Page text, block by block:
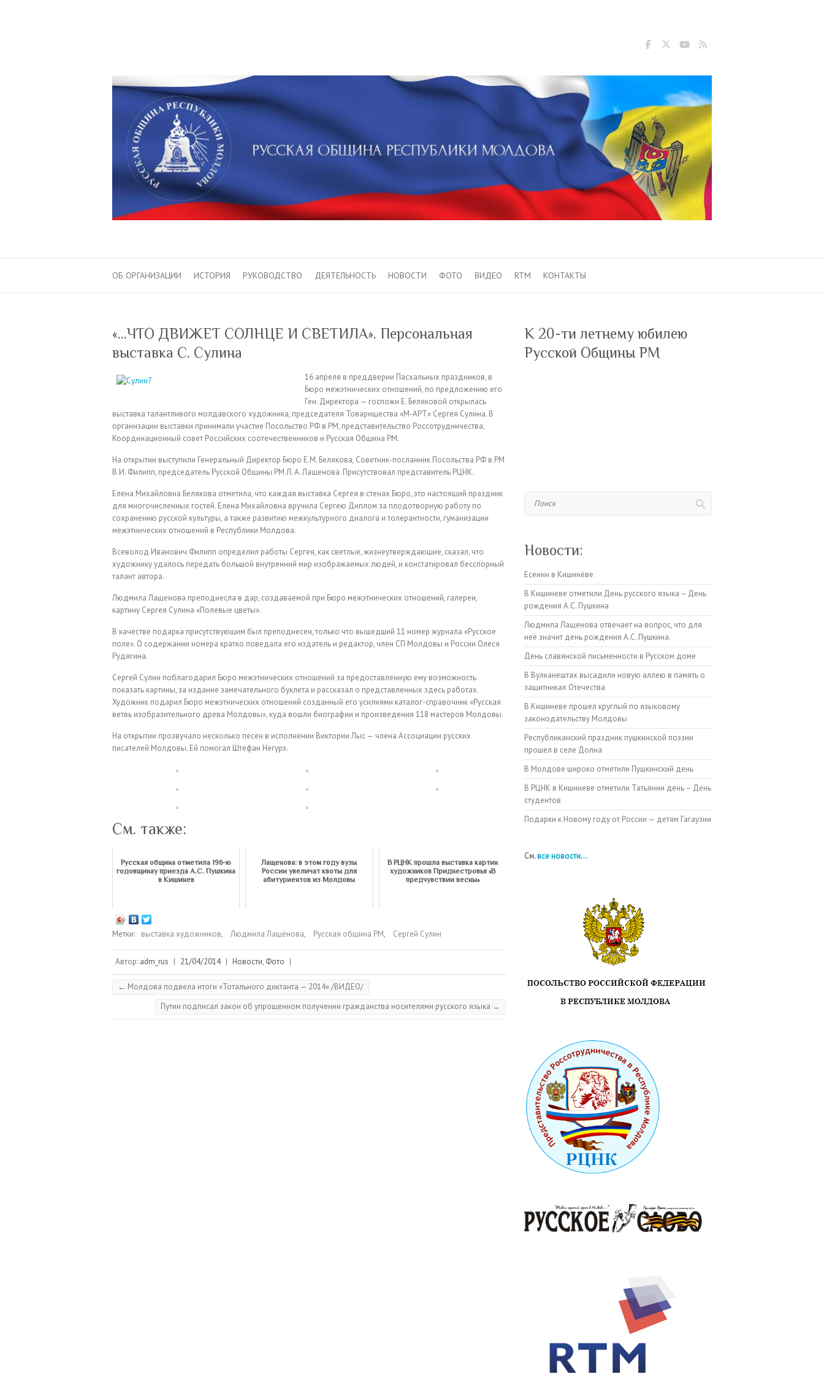
ОБ ОРГАНИЗАЦИИ ИСТОРИЯ РУКОВОДСТВО ДЕЯТЕЛЬНОСТЬ НОВОСТИ ФОТО ВИДЕО RTM КОНТАКТЫ
«…ЧТО ДВИЖЕТ СОЛНЦЕ И СВЕТИЛА». Персональная
выставка С. Сулина
16 апреля в преддверии Пасхальных праздников, в
Бюро межэтнических отношений, по предложению его
Ген. Директора — госпожи Е. Беляковой открылась
выставка талантливого молдавского художника, председателя Товарищества «М-АРТ» Сергея Сулина. В
организации выставки принимали участие Посольство РФ в РМ, представительство Россотрудничества,
Координационный совет Российских соотечественников и Русская Община РМ.
На открытии выступили Генеральный Директор Бюро Е.М. Белякова, Советник-посланник Посольства РФ в РМ
В.И. Филипп, председатель Русской Общины РМ Л. А. Лащенова. Присутствовал представитель РЦНК.
Елена Михайловна Белякова отметила, что каждая выставка Сергея в стенах Бюро, это настоящий праздник
для многочисленных гостей. Елена Михайловна вручила Сергею Диплом за плодотворную работу по
сохранению русской культуры, а также развитию межкультурного диалога и толерантности, гуманизации
межэтнических отношений в Республики Молдова.
Всеволод Иванович Филипп определил работы Сергея, как светлые, жизнеутверждающие, сказал, что
художнику удалось передать большой внутренний мир изображаемых людей, и констатировал бесспорный
талант автора.
Людмила Лащенова преподнесла в дар, создаваемой при Бюро межэтнических отношений, галереи,
картину Сергея Сулина «Полевые цветы».
В качестве подарка присутствующим был преподнесен, только что вышедший 11 номер журнала «Русское
поле». О содержании номера кратко поведала его издатель и редактор, член СП Молдовы и России Олеся
Рудягина.
Сергей Сулин поблагодарил Бюро межэтнических отношений за предоставленную ему возможность
показать картины, за издание замечательного буклета и рассказал о представленных здесь работах.
Художник подарил Бюро межэтнических отношений созданный его усилиями каталог-справочник «Русская
ветвь изобразительного древа Молдовы», куда вошли биографии и произведения 118 мастеров Молдовы.
На открытии прозвучало несколько песен в исполнении Виктории Лыс — члена Ассоциации русских
писателей Молдовы. Ей помогал Штефан Негурэ.
См. также:
Русская община отметила 196-ю
годовщинау приезда А.С. Пушкина
в Кишинев
Лащенова: в этом году вузы
России увеличат квоты для
абитуриентов из Молдовы
В РЦНК прошла выставка картин
художников Приднестровья «В
предчувствии весны»
Метки: выставка художников, Людмила Лащёнова, Русская община РМ, Сергей Сулин
Автор: adm_rus | 21/04/2014 | Новости, Фото |
← Молдова подвела итоги «Тотального диктанта — 2014» /ВИДЕО/
Путин подписал закон об упрощенном получении гражданства носителями русского языка →
К 20-ти летнему юбилею
Русской Общины РМ
Новости:
Есенин в Кишинёве
В Кишиневе отметили День русского языка – День
рождения А.С. Пушкина
Людмила Лащенова отвечает на вопрос, что для
неё значит день рождения А.С. Пушкина.
День славянской письменности в Русском доме
В Вулканештах высадили новую аллею в память о
защитниках Отечества
В Кишиневе прошел круглый по языковому
законодательству Молдовы
Республиканский праздник пушкинской поэзии
прошел в селе Долна
В Молдове широко отметили Пушкинский день
В РЦНК в Кишиневе отметили Татьянин день – День
студентов
Подарки к Новому году от России — детям Гагаузии
См.все новости...